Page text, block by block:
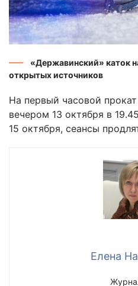
«Державинский» каток
открытых источников
На первый часовой
вечером 13 октября в
15 октября, сеансы
Елена